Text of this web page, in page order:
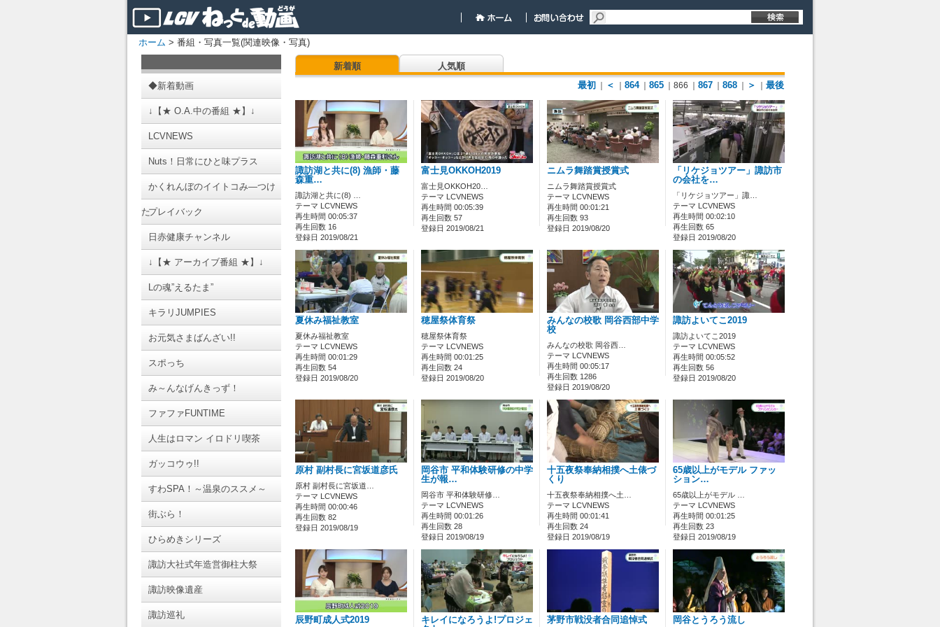
ホーム > 番組・写真一覧(関連映像・写真)
◆新着動画
↓【★ O.A.中の番組 ★】↓
LCVNEWS
Nuts！日常にひと味プラス
かくれんぼのイイトコみ―つけ
たプレイバック
日赤健康チャンネル
↓【★ アーカイブ番組 ★】↓
Lの魂”えるたま”
キラリJUMPIES
お元気さまばんざい!!
スポっち
み～んなげんきっず！
ファファFUNTIME
人生はロマン イロドリ喫茶
ガッコウゥ!!
すわSPA！～温泉のススメ～
街ぶら！
ひらめきシリーズ
諏訪大社式年造営御柱大祭
諏訪映像遺産
諏訪巡礼
新着順
人気順
最初
＜ 864 865 ｜866 867 868 ＞ 最後
諏訪湖と共に(8) 漁師・藤
森重…
諏訪湖と共に(8) …
テーマ LCVNEWS
再生時間 00:05:37
再生回数 16
登録日 2019/08/21
富士見OKKOH2019
富士見OKKOH20…
テーマ LCVNEWS
再生時間 00:05:39
再生回数 57
登録日 2019/08/21
ニムラ舞踏賞授賞式
ニムラ舞踏賞授賞式
テーマ LCVNEWS
再生時間 00:01:21
再生回数 93
登録日 2019/08/20
「リケジョツアー」諏訪市
の会社を…
「リケジョツアー」諏…
テーマ LCVNEWS
再生時間 00:02:10
再生回数 65
登録日 2019/08/20
夏休み福祉教室
夏休み福祉教室
テーマ LCVNEWS
再生時間 00:01:29
再生回数 54
登録日 2019/08/20
穂屋祭体育祭
穂屋祭体育祭
テーマ LCVNEWS
再生時間 00:01:25
再生回数 24
登録日 2019/08/20
みんなの校歌 岡谷西部中学
校
みんなの校歌 岡谷西…
テーマ LCVNEWS
再生時間 00:05:17
再生回数 1286
登録日 2019/08/20
諏訪よいてこ2019
諏訪よいてこ2019
テーマ LCVNEWS
再生時間 00:05:52
再生回数 56
登録日 2019/08/20
原村 副村長に宮坂道彦氏
原村 副村長に宮坂道…
テーマ LCVNEWS
再生時間 00:00:46
再生回数 82
登録日 2019/08/19
岡谷市 平和体験研修の中学
生が報…
岡谷市 平和体験研修…
テーマ LCVNEWS
再生時間 00:01:26
再生回数 28
登録日 2019/08/19
十五夜祭奉納相撲へ土俵づ
くり
十五夜祭奉納相撲へ土…
テーマ LCVNEWS
再生時間 00:01:41
再生回数 24
登録日 2019/08/19
65歳以上がモデル ファッ
ション…
65歳以上がモデル …
テーマ LCVNEWS
再生時間 00:01:25
再生回数 23
登録日 2019/08/19
辰野町成人式2019
キレイになろうよ!プロジェ
茅野市戦没者合同追悼式 岡谷とうろう流し